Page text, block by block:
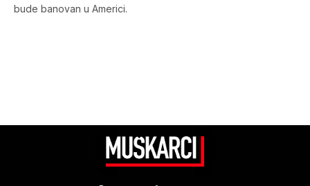
bude banovan u Americi.